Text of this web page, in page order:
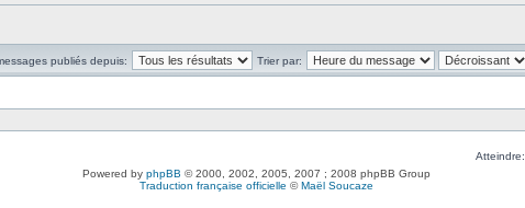
publiés depuis:
Trier par:
Atteindre:
Powered by phpBB © 2000, 2002, 2005, 2007 ; 2008 phpBB Group
Traduction française officielle ©Maël Soucaze